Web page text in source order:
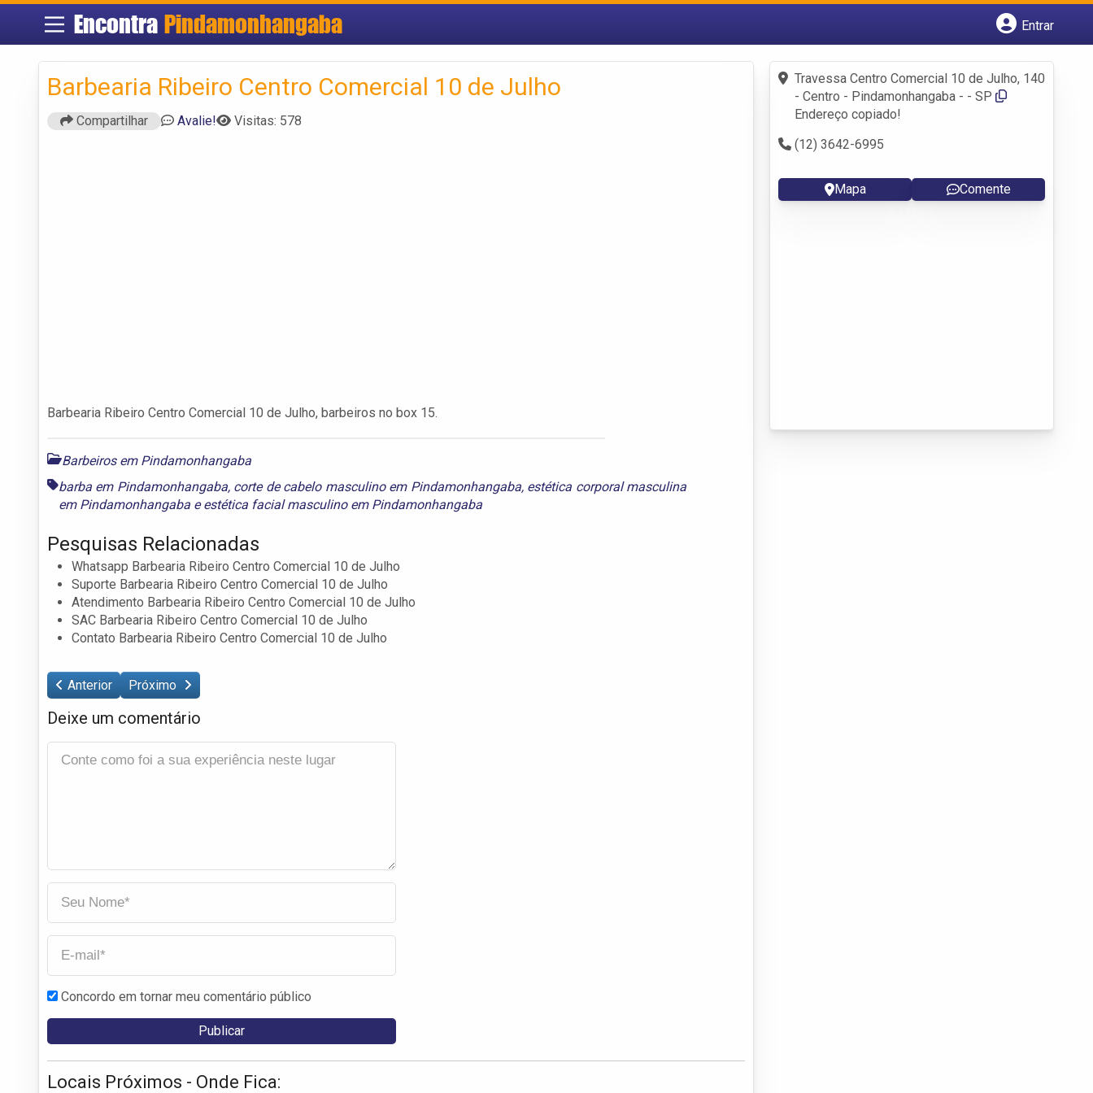
Encontra Pindamonhangaba
Entrar
Fazer login
Criar conta
Barbearia Ribeiro Centro Comercial 10 de Julho
Compartilhar Avalie! Visitas: 578
Barbearia Ribeiro Centro Comercial 10 de Julho, barbeiros no box 15.
Barbeiros em Pindamonhangaba
barba em Pindamonhangaba, corte de cabelo masculino em Pindamonhangaba, estética corporal masculina
em Pindamonhangaba eestética facial masculino em Pindamonhangaba
Pesquisas Relacionadas
Whatsapp Barbearia Ribeiro Centro Comercial 10 de Julho
Suporte Barbearia Ribeiro Centro Comercial 10 de Julho
Atendimento Barbearia Ribeiro Centro Comercial 10 de Julho
SAC Barbearia Ribeiro Centro Comercial 10 de Julho
Contato Barbearia Ribeiro Centro Comercial 10 de Julho
Anterior Próximo
Deixe um comentário
Concordo em tornar meu comentário público
Locais Próximos - Onde Fica:
Travessa Centro Comercial 10 de Julho, 140
- Centro - Pindamonhangaba - - SP
Endereço copiado!
(12) 3642-6995
Mapa Comente